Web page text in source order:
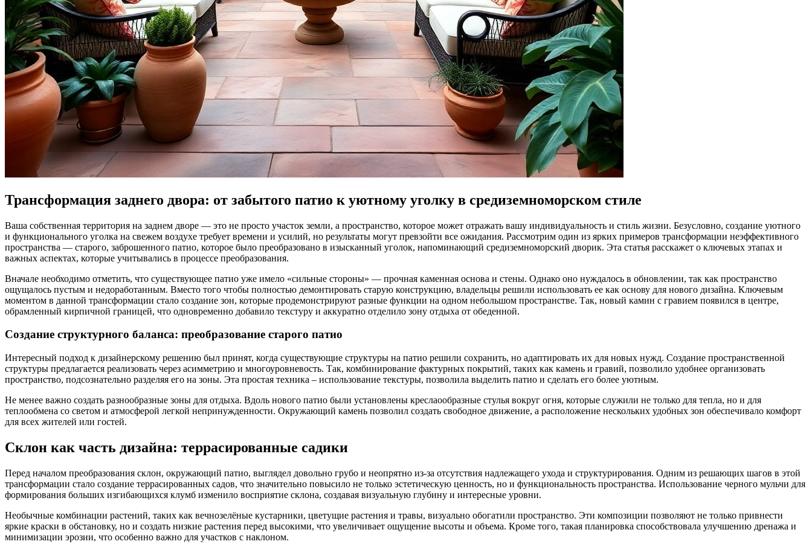
Трансформация заднего двора: от забытого патио к уютному уголку в средиземноморском стиле
Ваша собственная территория на заднем дворе — это не просто участок земли, а пространство, которое может отражать вашу индивидуальность и стиль жизни. Безусловно, создание уютного
и функционального уголка на свежем воздухе требует времени и усилий, но результаты могут превзойти все ожидания. Рассмотрим один из ярких примеров трансформации неэффективного
пространства — старого, заброшенного патио, которое было преобразовано в изысканный уголок, напоминающий средиземноморский дворик. Эта статья расскажет о ключевых этапах и
важных аспектах, которые учитывались в процессе преобразования.
Вначале необходимо отметить, что существующее патио уже имело «сильные стороны» — прочная каменная основа и стены. Однако оно нуждалось в обновлении, так как пространство
ощущалось пустым и недоработанным. Вместо того чтобы полностью демонтировать старую конструкцию, владельцы решили использовать ее как основу для нового дизайна. Ключевым
моментом в данной трансформации стало создание зон, которые продемонстрируют разные функции на одном небольшом пространстве. Так, новый камин с гравием появился в центре,
обрамленный кирпичной границей, что одновременно добавило текстуру и аккуратно отделило зону отдыха от обеденной.
Создание структурного баланса: преобразование старого патио
Интересный подход к дизайнерскому решению был принят, когда существующие структуры на патио решили сохранить, но адаптировать их для новых нужд. Создание пространственной
структуры предлагается реализовать через асимметрию и многоуровневость. Так, комбинирование фактурных покрытий, таких как камень и гравий, позволило удобнее организовать
пространство, подсознательно разделяя его на зоны. Эта простая техника – использование текстуры, позволила выделить патио и сделать его более уютным.
Не менее важно создать разнообразные зоны для отдыха. Вдоль нового патио были установлены креслаообразные стулья вокруг огня, которые служили не только для тепла, но и для
теплообмена со светом и атмосферой легкой непринужденности. Окружающий камень позволил создать свободное движение, а расположение нескольких удобных зон обеспечивало комфорт
для всех жителей или гостей.
Склон как часть дизайна: террасированные садики
Перед началом преобразования склон, окружающий патио, выглядел довольно грубо и неопрятно из-за отсутствия надлежащего ухода и структурирования. Одним из решающих шагов в этой
трансформации стало создание террасированных садов, что значительно повысило не только эстетическую ценность, но и функциональность пространства. Использование черного мульчи для
формирования больших изгибающихся клумб изменило восприятие склона, создавая визуальную глубину и интересные уровни.
Необычные комбинации растений, таких как вечнозелёные кустарники, цветущие растения и травы, визуально обогатили пространство. Эти композиции позволяют не только привнести
яркие краски в обстановку, но и создать низкие растения перед высокими, что увеличивает ощущение высоты и объема. Кроме того, такая планировка способствовала улучшению дренажа и
минимизации эрозии, что особенно важно для участков с наклоном.